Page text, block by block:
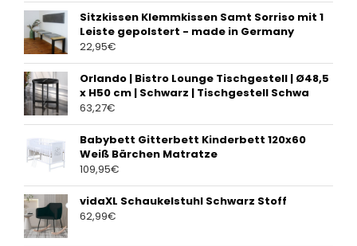
Sitzkissen Klemmkissen Samt Sorriso mit 1
Leiste gepolstert - made in Germany
22,95€
Orlando | Bistro Lounge Tischgestell | Ø48,5
x H50 cm | Schwarz | Tischgestell Schwa
63,27€
Babybett Gitterbett Kinderbett 120x60
Weiß Bärchen Matratze
109,95€
vidaXL Schaukelstuhl Schwarz Stoff
62,99€